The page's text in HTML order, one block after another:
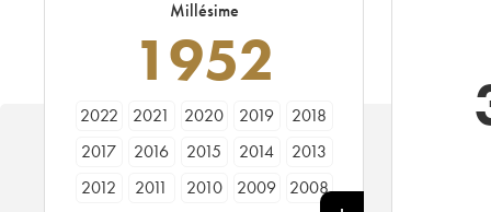
Millésime
1952
2022 2021 2020 2019
2018
2017
2016 2015 2014
2013
2012
2011 2010 2009
2008